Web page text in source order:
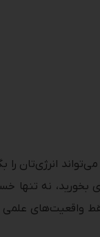
انرژی‌تان را
بخورید، نه تنها
واقعیت‌های